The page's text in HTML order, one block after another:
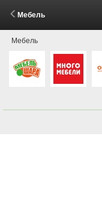
Мебель
Мебель